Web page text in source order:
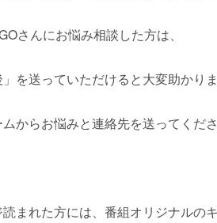
さんにお悩み相談した方は、
」を送っていただけると大変助かり
からお悩みと連絡先を送ってくだ
まれた方には、番組オリジナルの